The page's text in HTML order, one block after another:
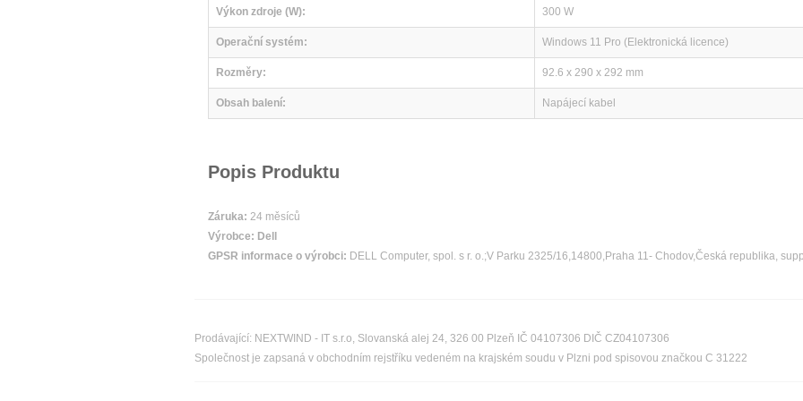
Výkon zdroje (W): 300 W
Operační systém: Windows 11 Pro (Elektronická licence)
Rozměry: 92.6 x 290 x 292 mm
Obsah balení: Napájecí kabel
Popis Produktu
Záruka: 24 měsíců
Výrobce: Dell
GPSR informace o výrobci: DELL Computer, spol. s r. o.;V Parku 2325/16,14800,Praha 11- Chodov,Česká republika,
Prodávající: NEXTWIND - IT s.r.o, Slovanská alej 24, 326 00 Plzeň IČ 04107306 DIČ CZ04107306
Společnost je zapsaná v obchodním rejstříku vedeném na krajském soudu v Plzni pod spisovou značkou C 31222